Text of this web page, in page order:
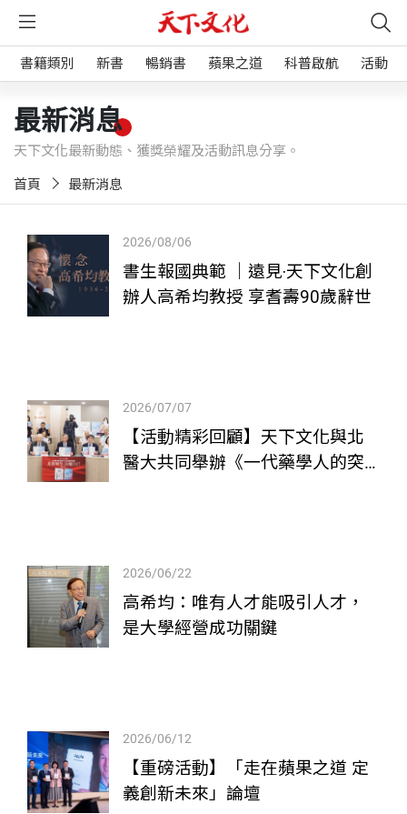
書籍類別 新書 暢銷書 蘋果之道 科普啟航 活動
最新消息
天下文化最新動態、獲獎榮耀及活動訊息分享。
首頁 最新消息
2026/08/06
書生報國典範 ｜遠見‧天下文化創
辦人高希均教授 享耆壽90歲辭世
2026/07/07
【活動精彩回顧】天下文化與北
醫大共同舉辦《一代藥學人的突
2026/06/22
高希均：唯有人才能吸引人才，
是大學經營成功關鍵
2026/06/12
【重磅活動】「走在蘋果之道 定
義創新未來」論壇